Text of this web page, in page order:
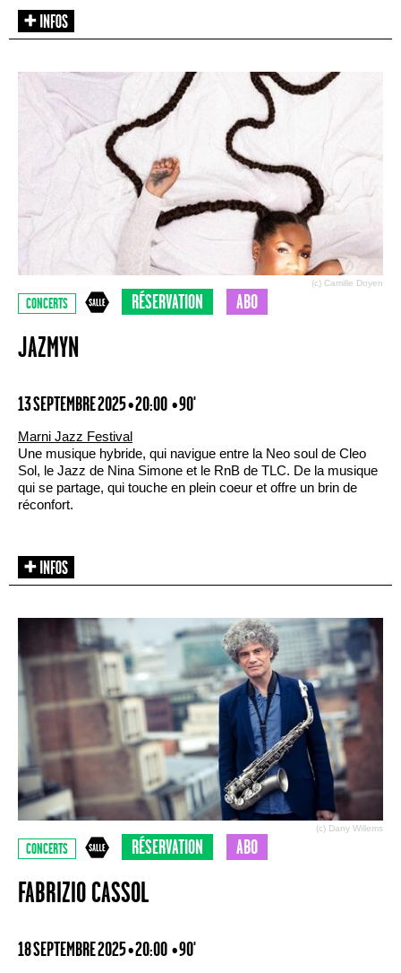
(c) Camille Doyen
CONCERTS RÉSERVATION ABO
JAZMYN
13 SEPTEMBRE 2025 • 20:00 • 90'
Marni Jazz Festival
Une musique hybride, qui navigue entre la Neo soul de Cleo
Sol, le Jazz de Nina Simone et le RnB de TLC. De la musique
qui se partage, qui touche en plein coeur et offre un brin de
réconfort.
(c) Dany Willems
CONCERTS RÉSERVATION ABO
FABRIZIO CASSOL
18 SEPTEMBRE 2025 • 20:00 • 90'